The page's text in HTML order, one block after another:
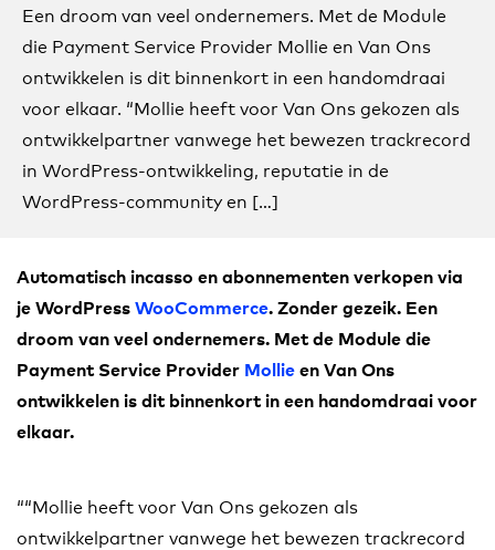
Een droom van veel ondernemers. Met de Module
die Payment Service Provider Mollie en Van Ons
ontwikkelen is dit binnenkort in een handomdraai
voor elkaar. “Mollie heeft voor Van Ons gekozen als
ontwikkelpartner vanwege het bewezen trackrecord
in WordPress-ontwikkeling, reputatie in de
WordPress-community en […]
Automatisch incasso en abonnementen verkopen via
je WordPressWooCommerce. Zonder gezeik. Een
droom van veel ondernemers. Met de Module die
Payment Service Provider Mollieen Van Ons
ontwikkelen is dit binnenkort in een handomdraai voor
elkaar.
“Mollie heeft voor Van Ons gekozen als
ontwikkelpartner vanwege het bewezen trackrecord